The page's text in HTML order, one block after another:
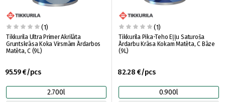
(1)
Tikkurila Ultra Primer Akrilāta
Gruntskrāsa Koka Virsmām Ārdarbos
Matēta, C (9L)
95.59 €/pcs
2.700l
(1)
Tikkurila Pika-Teho Eļļu Saturoša
Ārdarbu Krāsa Kokam Matēta, C Bāze
(9L)
82.28 €/pcs
0.900l